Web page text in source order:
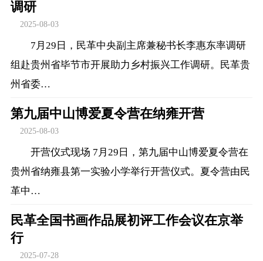
调研
2025-08-03
7月29日，民革中央副主席兼秘书长李惠东率调研
组赴贵州省毕节市开展助力乡村振兴工作调研。民革贵
州省委…
第九届中山博爱夏令营在纳雍开营
2025-08-03
开营仪式现场 7月29日，第九届中山博爱夏令营在
贵州省纳雍县第一实验小学举行开营仪式。夏令营由民
革中…
民革全国书画作品展初评工作会议在京举
行
2025-07-28